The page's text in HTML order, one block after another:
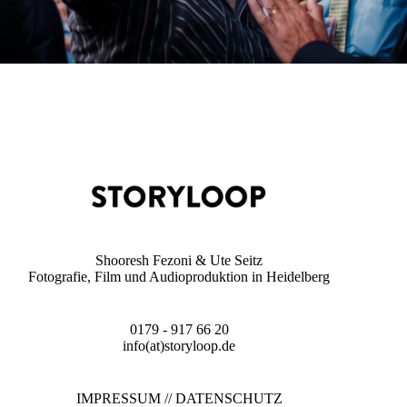
Shooresh Fezoni & Ute Seitz
Fotografie, Film und Audioproduktion in Heidelberg
0179 - 917 66 20
info(at)storyloop.de
IMPRESSUM//DATENSCHUTZ